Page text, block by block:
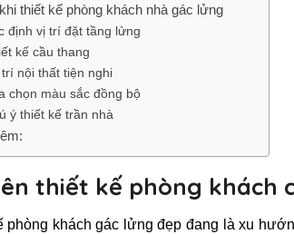
thiết kế phòng khách nhà gác lửng
định vị trí đặt tầng lửng
kế cầu thang
trí nội thất tiện nghi
chọn màu sắc đồng bộ
ý thiết kế trần nhà
thiết kế phòng khách
phòng khách gác lửng đẹp đang là xu